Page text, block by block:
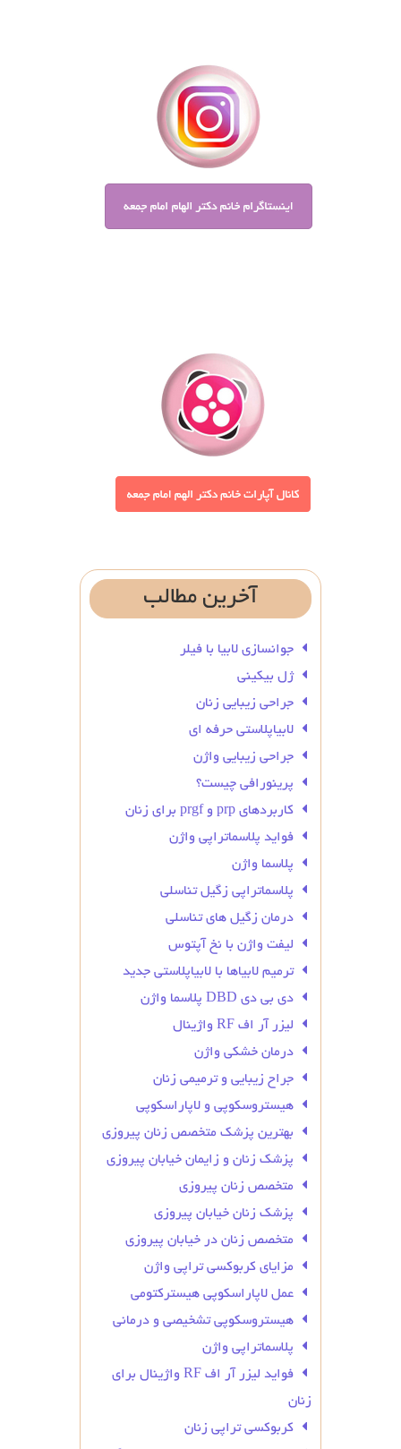
آخرین مطالب
جوانسازی لابیا با فیلر
ژل بیکینی
جراحی زیبایی زنان
لابیاپلاستی حرفه ای
جراحی زیبایی واژن
پرینورافی چیست؟
کاربردهای prp و prgf برای زنان
فواید پلاسماتراپی واژن
پلاسما واژن
پلاسماتراپی زگیل تناسلی
درمان زگیل‌ های تناسلی
لیفت واژن با نخ آپتوس
ترمیم لابیاها با لابیاپلاستی جدید
دی بی دی DBD پلاسما واژن
لیزر آر اف RF واژینال
درمان خشکی واژن
جراح زیبایی و ترمیمی زنان
هیستروسکوپی و لاپاراسکوپی
بهترین پزشک متخصص زنان پیروزی
پزشک زنان و زایمان خیابان پیروزی
متخصص زنان پیروزی
پزشک زنان خیابان پیروزی
متخصص زنان در خیابان پیروزی
مزایای کربوکسی تراپی واژن
عمل لاپاراسکوپی هیسترکتومی
هیستروسکوپی تشخیصی و درمانی
پلاسماتراپی واژن
فواید لیزر آر اف RF واژینال برای
زنان
کربوکسی تراپی زنان